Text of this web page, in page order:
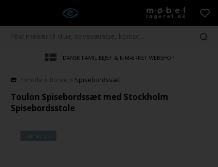
30 DAGES TILFREDSHEDSGARANTI!
Forside » Borde » Spisebordssæt
Toulon Spisebordssæt med Stockholm
Spisebordsstole